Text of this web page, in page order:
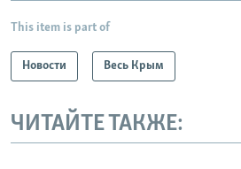
This item is part of
Новости Весь Крым
ЧИТАЙТЕ ТАКЖЕ: